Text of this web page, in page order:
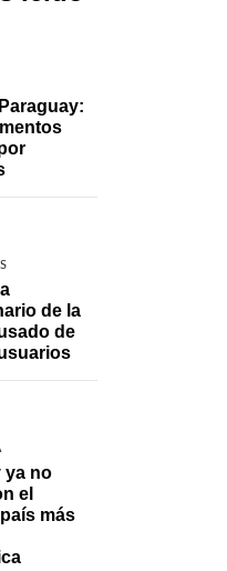
de la
de
ya no
el
más